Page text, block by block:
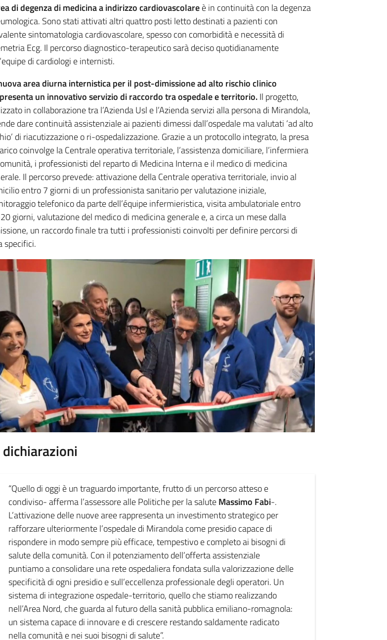
di degenza di medicina a indirizzo cardiovascolareè in continuità con la degenza
Sono stati attivati altri quattro posti letto destinati a pazienti con
sintomatologia cardiovascolare, spesso con comorbidità e necessità di
Ecg. Il percorso diagnostico-terapeutico sarà deciso quotidianamente
di cardiologi e internisti.
area diurna internistica per il post-dimissione ad alto rischio clinico
un innovativo servizio di raccordo tra ospedale e territorio.Il progetto,
in collaborazione tra l’Azienda Usl e l’Azienda servizi alla persona di Mirandola,
dare continuità assistenziale ai pazienti dimessi dall’ospedale ma valutati ‘ad alto
di riacutizzazione o ri-ospedalizzazione. Grazie a un protocollo integrato, la presa
coinvolge la Centrale operativa territoriale, l’assistenza domiciliare, l’infermiera
i professionisti del reparto di Medicina Interna e il medico di medicina
Il percorso prevede: attivazione della Centrale operativa territoriale, invio al
entro 7 giorni di un professionista sanitario per valutazione iniziale,
telefonico da parte dell’équipe infermieristica, visita ambulatoriale entro
giorni, valutazione del medico di medicina generale e, a circa un mese dalla
un raccordo finale tra tutti i professionisti coinvolti per definire percorsi di
specifici.
dichiarazioni
“Quello di oggi è un traguardo importante, frutto di un percorso atteso e
condiviso- afferma l’assessore alle Politiche per la saluteMassimo Fabi-.
L’attivazione delle nuove aree rappresenta un investimento strategico per
rafforzare ulteriormente l’ospedale di Mirandola come presidio capace di
rispondere in modo sempre più efficace, tempestivo e completo ai bisogni di
salute della comunità. Con il potenziamento dell’offerta assistenziale
puntiamo a consolidare una rete ospedaliera fondata sulla valorizzazione delle
specificità di ogni presidio e sull’eccellenza professionale degli operatori. Un
sistema di integrazione ospedale-territorio, quello che stiamo realizzando
nell’Area Nord, che guarda al futuro della sanità pubblica emiliano-romagnola:
un sistema capace di innovare e di crescere restando saldamente radicato
nella comunità e nei suoi bisogni di salute”.